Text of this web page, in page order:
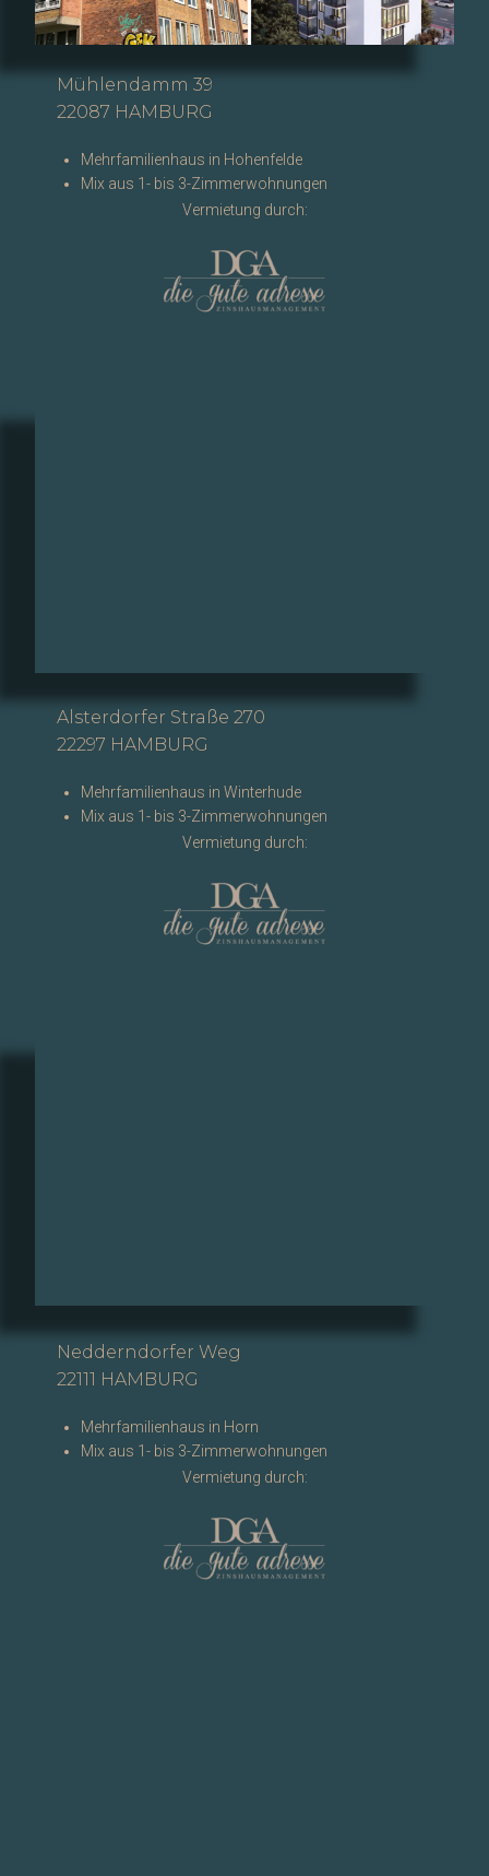
Mühlendamm 39
22087 HAMBURG
Mehrfamilienhaus in Hohenfelde
Mix aus 1- bis 3-Zimmerwohnungen
Vermietung durch:
Alsterdorfer Straße 270
22297 HAMBURG
Mehrfamilienhaus in Winterhude
Mix aus 1- bis 3-Zimmerwohnungen
Vermietung durch:
Nedderndorfer Weg
22111 HAMBURG
Mehrfamilienhaus in Horn
Mix aus 1- bis 3-Zimmerwohnungen
Vermietung durch: